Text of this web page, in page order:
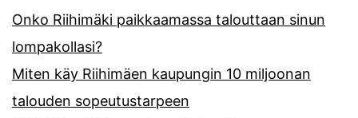
Onko Riihimäki paikkaamassa talouttaan sinun
lompakollasi?
Miten käy Riihimäen kaupungin 10 miljoonan
talouden sopeutustarpeen